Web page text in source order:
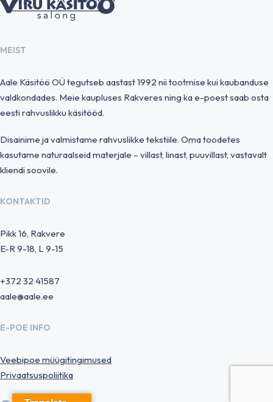
MEIST
Aale Käsitöö OÜ tegutseb aastast 1992 nii tootmise kui kaubanduse
valdkondades. Meie kaupluses Rakveres ning ka e-poest saab osta
eesti rahvuslikku käsitööd.
Disainime ja valmistame rahvuslikke tekstiile. Oma toodetes
kasutame naturaalseid materjale – villast, linast, puuvillast, vastavalt
kliendi soovile.
KONTAKTID
Pikk 16, Rakvere
E-R 9-18, L 9-15
+372 32 41587
aale@aale.ee
E-POE INFO
Veebipoe müügitingimused
Privaatsuspoliitika